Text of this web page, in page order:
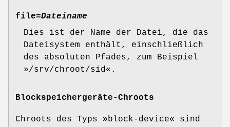
file=Dateiname
Dies ist der Name der Datei, die das
Dateisystem enthält, einschließlich
des absoluten Pfades, zum Beispiel
»/srv/chroot/sid«.
Blockspeichergeräte-Chroots
Chroots des Typs »block-device« sind